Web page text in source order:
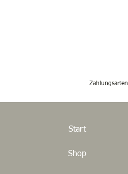
Start
Shop
Zahlungsarten